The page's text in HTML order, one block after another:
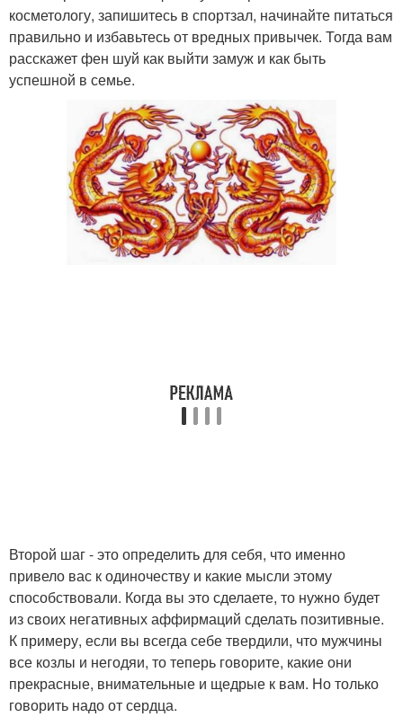
косметологу, запишитесь в спортзал, начинайте питаться
правильно и избавьтесь от вредных привычек. Тогда вам
расскажет фен шуй как выйти замуж и как быть
успешной в семье.
Второй шаг - это определить для себя, что именно
привело вас к одиночеству и какие мысли этому
способствовали. Когда вы это сделаете, то нужно будет
из своих негативных аффирмаций сделать позитивные.
К примеру, если вы всегда себе твердили, что мужчины
все козлы и негодяи, то теперь говорите, какие они
прекрасные, внимательные и щедрые к вам. Но только
говорить надо от сердца.